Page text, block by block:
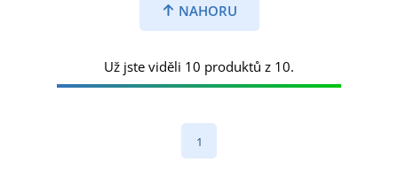
NAHORU
Už jste viděli 10 produktů z 10.
1